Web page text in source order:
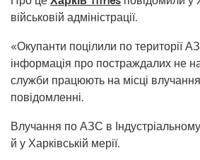
військовій адміністрації.
«Окупанти поцілили по території
інформація про постраждалих не
служби працюють на місці
повідомленні.
Влучання по АЗС в
й у Харківській мерії.